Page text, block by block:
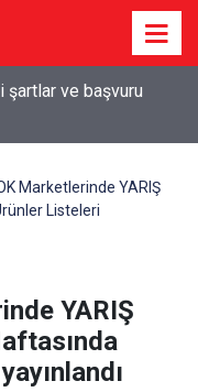
ve başvuru
Marketlerinde YARIŞ
Listeleri
YARIŞ